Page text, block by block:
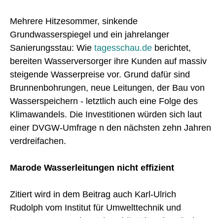
Mehrere Hitzesommer, sinkende
Grundwasserspiegel und ein jahrelanger
Sanierungsstau: Wie tagesschau.de berichtet,
bereiten Wasserversorger ihre Kunden auf massiv
steigende Wasserpreise vor. Grund dafür sind
Brunnenbohrungen, neue Leitungen, der Bau von
Wasserspeichern - letztlich auch eine Folge des
Klimawandels. Die Investitionen würden sich laut
einer DVGW-Umfrage n den nächsten zehn Jahren
verdreifachen.
Marode Wasserleitungen nicht effizient
Zitiert wird in dem Beitrag auch Karl-Ulrich
Rudolph vom Institut für Umwelttechnik und